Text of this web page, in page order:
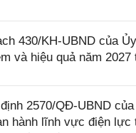
430/KH-UBND của
và hiệu quả năm 2027
2570/QĐ-UBND
hành lĩnh vực điện lực